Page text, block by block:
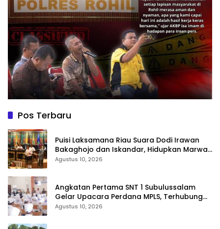
Pos Terbaru
Puisi Laksamana Riau Suara Dodi Irawan
Bakaghojo dan Iskandar, Hidupkan Marwah
Melayu Menggetarkan Paripurna HUT ke-69
Agustus 10, 2026
Angkatan Pertama SNT 1 Subulussalam
Gelar Upacara Perdana MPLS, Terhubung
Langsung dengan Menteri Pendidikan Lewat
Agustus 10, 2026